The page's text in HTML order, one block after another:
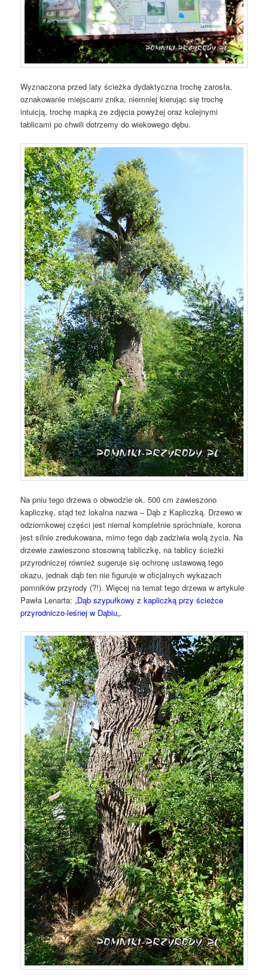
Wyznaczona przed laty ścieżka dydaktyczna trochę zarosła,
oznakowanie miejscami znika, niemniej kierując się trochę
intuicją, trochę mapką ze zdjęcia powyżej oraz kolejnymi
tablicami po chwili dotrzemy do wiekowego dębu.
Na pniu tego drzewa o obwodzie ok. 500 cm zawieszono
kapliczkę, stąd też lokalna nazwa – Dąb z Kapliczką. Drzewo w
odziomkowej części jest niemal kompletnie spróchniałe, korona
jest silnie zredukowana, mimo tego dąb zadziwia wolą życia. Na
drzewie zawieszono stosowną tabliczkę, na tablicy ścieżki
przyrodniczej również sugeruje się ochronę ustawową tego
okazu, jednak dąb ten nie figuruje w oficjalnych wykazach
pomników przyrody (?!). Więcej na temat tego drzewa w artykule
Pawła Lenarta: „Dąb szypułkowy z kapliczką przy ścieżce
przyrodniczo-leśnej w Dąbiu„.